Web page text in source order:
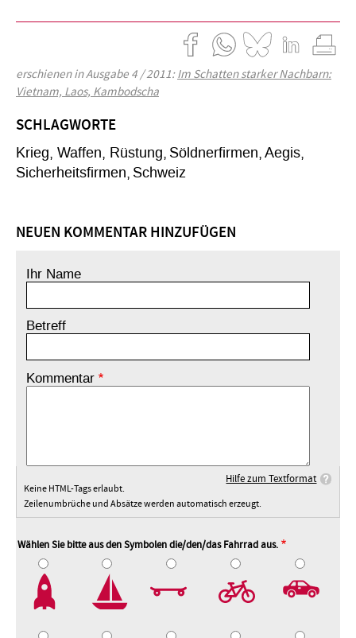
erschienen in Ausgabe 4 / 2011:Im Schatten starker Nachbarn:
Vietnam, Laos, Kambodscha
SCHLAGWORTE
Krieg, Waffen, Rüstung Söldnerfirmen Aegis
Sicherheitsfirmen Schweiz
NEUEN KOMMENTAR HINZUFÜGEN
Ihr Name
Betreff
Kommentar
Hilfe zum Textformat
Keine HTML-Tags erlaubt.
Zeilenumbrüche und Absätze werden automatisch erzeugt.
Wählen Sie bitte aus den Symbolen die/den/das Fahrrad aus.